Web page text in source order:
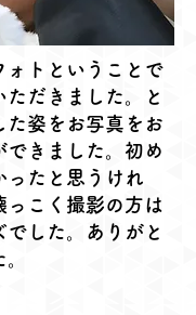
ォトということで
だきました。と
た姿をお写真をお
できました。初め
ったと思うけれ
っこく撮影の方は
でした。ありがと